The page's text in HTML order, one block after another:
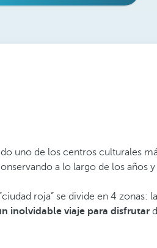
uno de los centros culturales
a lo largo de los años
roja” se divide en 4
inolvidable viaje para disfrutar